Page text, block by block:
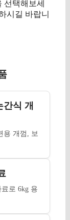
선택해보세
시길 바랍니
식 개
용 개껌, 보
로 6kg 용